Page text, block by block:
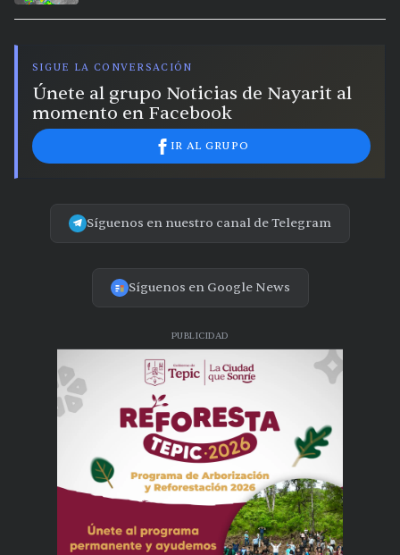
SIGUE LA CONVERSACIÓN
Únete al grupo Noticias de Nayarit al
momento en Facebook
IR AL GRUPO
Síguenos en nuestro canal de Telegram
Síguenos en Google News
PUBLICIDAD